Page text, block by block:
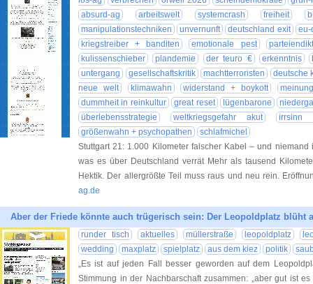
absurd-ag
arbeitswelt systemcrash freiheit
manipulationstechniken
unvernunft deutschland exit
eu-
kriegstreiber + banditen
emotionale pest
kulissenschieber
plandemie der teuro € erkenntnis
untergang
gesellschaftskritik machtterroristen
deutsche
neue welt
klimawahn widerstand + boykott
dummheit in reinkultur
great reset lügenbarone
überlebensstrategie
weltkriegsgefahr akut
irrsinn
größenwahn + psychopathen
schlafmichel
Stuttgart 21: 1.000 Kilometer falscher Kabel – und
was es über Deutschland verrät Mehr als tausend
Hektik. Der allergrößte Teil muss raus und neu rein.
ag.de
Aber der Friede könnte auch trügerisch sein: Der Leopoldplatz blüht
runder tisch aktuelles müllerstraße leopoldplatz
wedding
maxplatz spielplatz aus dem kiez politik
„Es ist auf jeden Fall besser geworden auf dem
Stimmung in der Nachbarschaft zusammen: „aber gut ist